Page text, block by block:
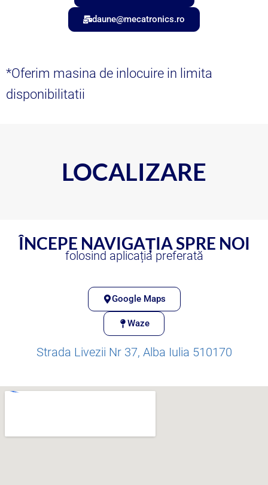
daune@mecatronics.ro
*Oferim masina de inlocuire in limita
disponibilitatii
LOCALIZARE
ÎNCEPE NAVIGAȚIA SPRE NOI
folosind aplicația preferată
Google Maps
Waze
Strada Livezii Nr 37, Alba Iulia 510170